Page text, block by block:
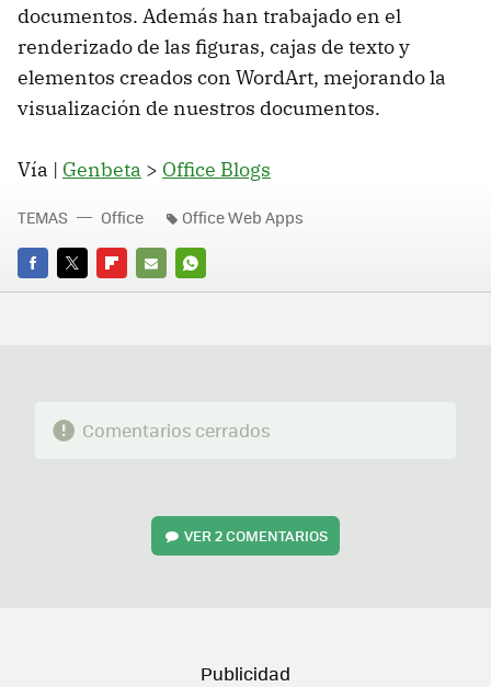
documentos. Además han trabajado en el
renderizado de las figuras, cajas de texto y
elementos creados con WordArt, mejorando la
visualización de nuestros documentos.
Vía | Genbeta > Office Blogs
FACEBOOK
TWITTERFLIPBOARD
E-
WHATSAPP
TEMAS Office Office Web Apps
Comentarios cerrados
VER2 COMENTARIOS